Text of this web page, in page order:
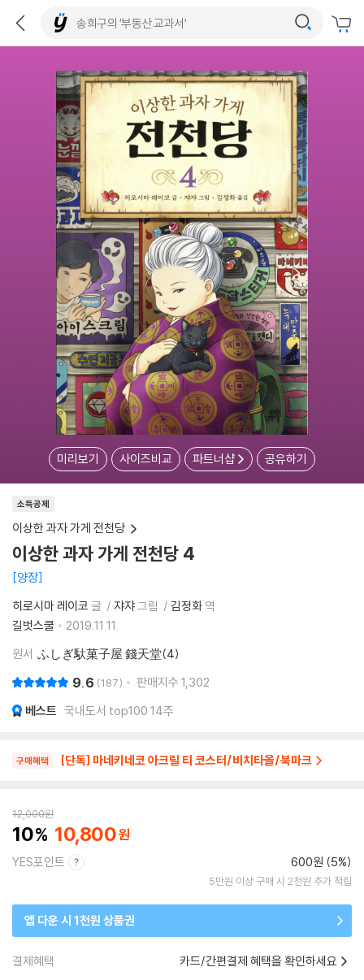
미리보기 사이즈비교 파트너샵 공유하기
소득공제
이상한 과자 가게 전천당
이상한 과자 가게 전천당 4
양장
히로시마 레이코 글 쟈쟈그림 김정화 역
길벗스쿨
2019.11.11.
원서 ふしぎ馱菓子屋 錢天堂(4)
9.6 187 판매지수 1,302
베스트 국내도서 top100 14주
구매혜택 [단독] 마네키네코 아크릴 티 코스터/비치타올/북마크
12,000원
10 10,800
YES포인트 600원 (5%)
5만원 이상 구매 시 2천원 추가 적립
앱 다운 시 1천원 상품권
결제혜택 카드/간편결제 혜택을 확인하세요